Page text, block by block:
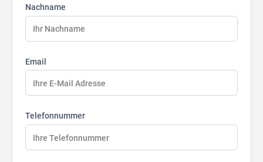
Nachname
Email
Telefonnummer